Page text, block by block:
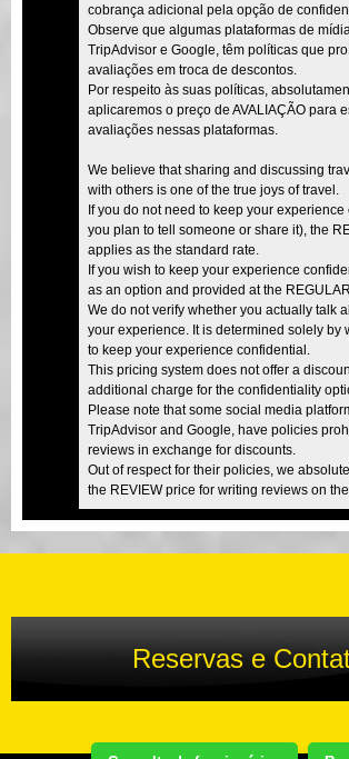
cobrança adicional pela opção de
Observe que algumas plataformas de
TripAdvisor e Google, têm políticas que
avaliações em troca de descontos.
Por respeito às suas políticas,
aplicaremos o preço de AVALIAÇÃO para
avaliações nessas plataformas.
We believe that sharing and discussing
with others is one of the true joys of travel.
If you do not need to keep your
you plan to tell someone or share it), the
applies as the standard rate.
If you wish to keep your experience
as an option and provided at the
We do not verify whether you actually talk
your experience. It is determined solely by
to keep your experience confidential.
This pricing system does not offer a
additional charge for the confidentiality
Please note that some social media
TripAdvisor and Google, have policies
reviews in exchange for discounts.
Out of respect for their policies, we
the REVIEW price for writing reviews on
Reservas e